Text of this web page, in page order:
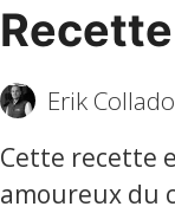
Erik
Cette recette
amoureux du